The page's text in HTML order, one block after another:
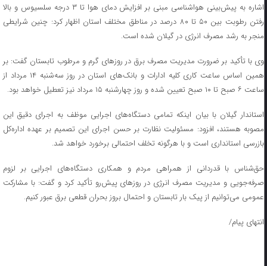
اشاره به پیش‌بینی هواشناسی مبنی بر افزایش دمای هوا تا ۳ درجه سلسیوس و بالا
رفتن رطوبت بین ۵۰ تا ۸۰ درصد در مناطق مختلف استان اظهار کرد: چنین شرایطی
منجر به رشد مصرف انرژی در گیلان شده است.
وی با تأکید بر ضرورت مدیریت مصرف برق در روزهای گرم و مرطوب تابستان گفت: بر
همین اساس ساعت کاری کلیه ادارات و بانک‌های استان در روز سه‌شنبه ۱۴ مرداد از
ساعت ۶ صبح تا ۱۰ صبح تعیین شده و روز چهارشنبه ۱۵ مرداد نیز تعطیل خواهد بود.
استاندار گیلان با بیان اینکه تمامی دستگاه‌های اجرایی موظف به اجرای دقیق این
مصوبه هستند، افزود: مسئولیت نظارت بر حسن اجرای این تصمیم بر عهده اداره‌کل
بازرسی استانداری است و با هرگونه تخلف احتمالی برخورد خواهد شد.
حق‌شناس با قدردانی از همراهی مردم و همکاری دستگاه‌های اجرایی بر لزوم
صرفه‌جویی و مدیریت مصرف انرژی در روزهای پیش‌رو تأکید کرد و گفت: با مشارکت
عمومی می‌توانیم از پیک بار تابستان و احتمال بروز بحران قطعی برق عبور کنیم.
انتهای پیام/